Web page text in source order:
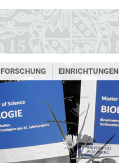
FORSCHUNG EINRICHTUNGEN